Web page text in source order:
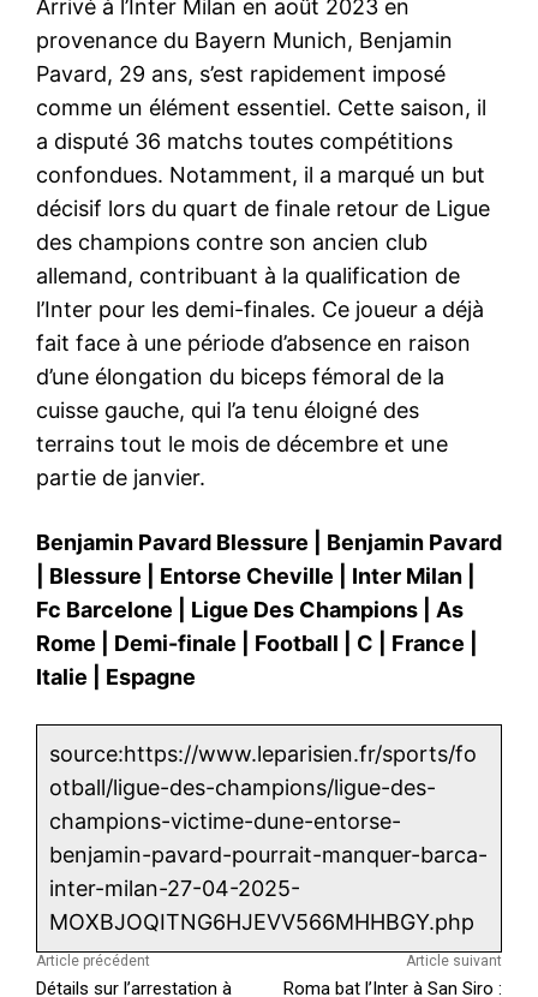
Arrivé à l’Inter Milan en août 2023 en
provenance du Bayern Munich, Benjamin
Pavard, 29 ans, s’est rapidement imposé
comme un élément essentiel. Cette saison, il
a disputé 36 matchs toutes compétitions
confondues. Notamment, il a marqué un but
décisif lors du quart de finale retour de Ligue
des champions contre son ancien club
allemand, contribuant à la qualification de
l’Inter pour les demi-finales. Ce joueur a déjà
fait face à une période d’absence en raison
d’une élongation du biceps fémoral de la
cuisse gauche, qui l’a tenu éloigné des
terrains tout le mois de décembre et une
partie de janvier.
Benjamin Pavard Blessure
Benjamin Pavard
Blessure Entorse Cheville Inter Milan
Fc Barcelone
Ligue Des Champions
As
Rome
Demi-finale Football C France
Italie
Espagne
source:https://www.leparisien.fr/sports/fo
otball/ligue-des-champions/ligue-des-
champions-victime-dune-entorse-
benjamin-pavard-pourrait-manquer-barca-
inter-milan-27-04-2025-
MOXBJOQITNG6HJEVV566MHHBGY.php
Article précédent
Détails sur l’arrestation à
Article suivant
Roma bat l’Inter à San Siro :